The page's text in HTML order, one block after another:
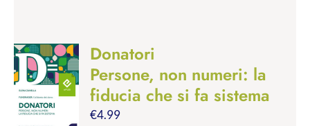
Donatori
Persone, non numeri: la
fiducia che si fa sistema
€4.99